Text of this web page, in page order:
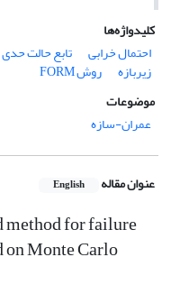
کلیدواژه‌ها
احتمال خرابی
تابع حالت حدی
زیربازه
روش FORM
موضوعات
عمران-سازه
عنوان مقاله English
method for failure
Monte Carlo